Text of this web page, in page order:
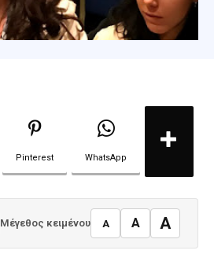
Pinterest WhatsApp
Μέγεθος κειμένου A A A